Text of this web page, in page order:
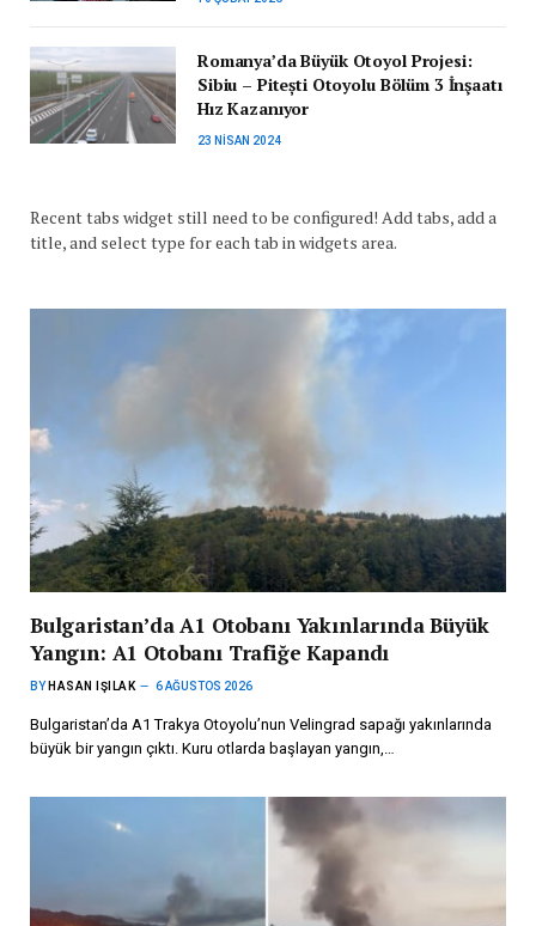
Romanya’da Büyük Otoyol Projesi:
Sibiu – Pitești Otoyolu Bölüm 3 İnşaatı
Hız Kazanıyor
23 NISAN 2024
Recent tabs widget still need to be configured! Add tabs, add a
title, and select type for each tab in widgets area.
Bulgaristan’da A1 Otobanı Yakınlarında Büyük
Yangın: A1 Otobanı Trafiğe Kapandı
BY HASAN IŞILAK 6 AĞUSTOS 2026
Bulgaristan’da A1 Trakya Otoyolu’nun Velingrad sapağı yakınlarında
büyük bir yangın çıktı. Kuru otlarda başlayan yangın,…